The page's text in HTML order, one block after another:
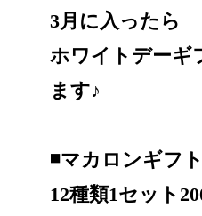
3月に入ったら
ホワイトデーギ
ます♪
◾️マカロンギフト
12種類1セット